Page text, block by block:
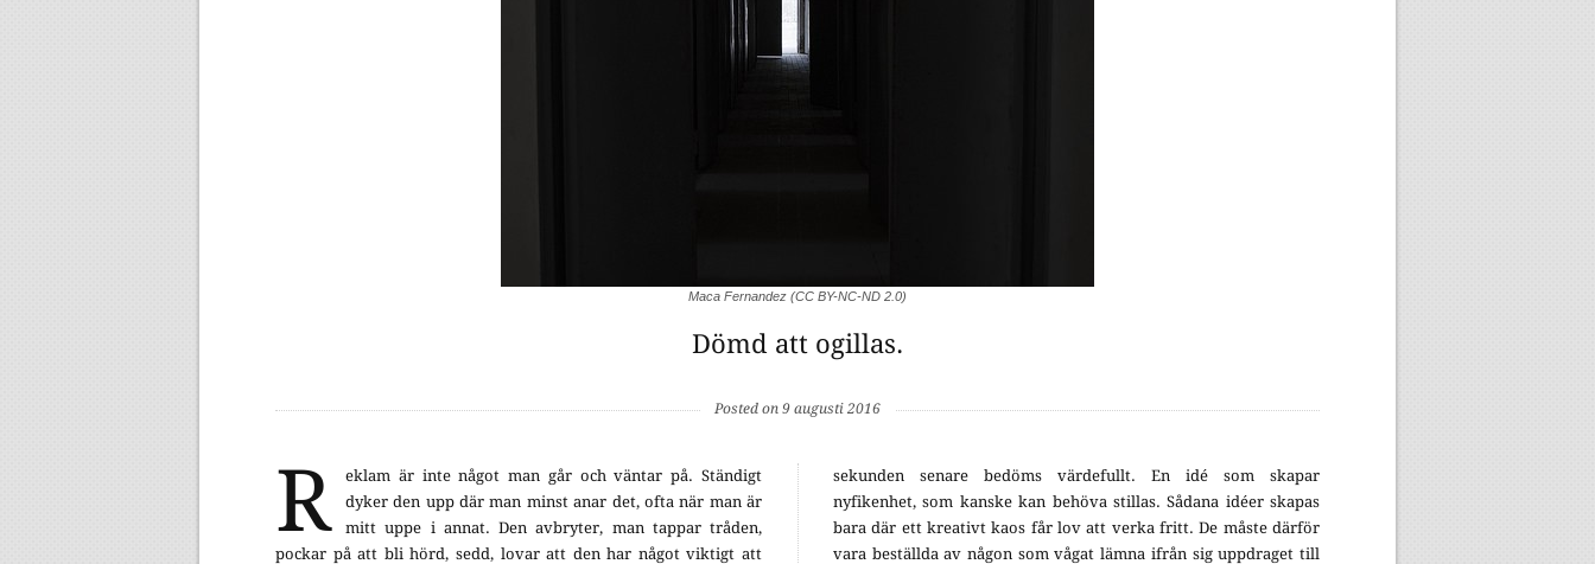
Maca Fernandez (CC BY-NC-ND 2.0)
Dömd att ogillas.
Posted on 9 augusti 2016
R
eklam är inte något man går och väntar på. Ständigt
dyker den upp där man minst anar det, ofta när man är
mitt uppe i annat. Den avbryter, man tappar tråden,
pockar på att bli hörd, sedd, lovar att den har något viktigt att
sekunden senare bedöms värdefullt. En idé som skapar
nyfikenhet, som kanske kan behöva stillas. Sådana idéer skapas
bara där ett kreativt kaos får lov att verka fritt. De måste därför
vara beställda av någon som vågat lämna ifrån sig uppdraget till